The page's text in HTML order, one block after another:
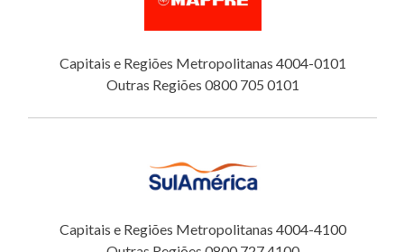
Capitais e Regiões Metropolitanas 4004-0101
Outras Regiões 0800 705 0101
Capitais e Regiões Metropolitanas 4004-4100